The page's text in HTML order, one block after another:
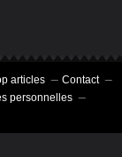
articles
Contact
personnelles